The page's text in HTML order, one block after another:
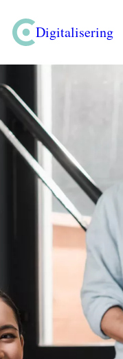
Digitalisering